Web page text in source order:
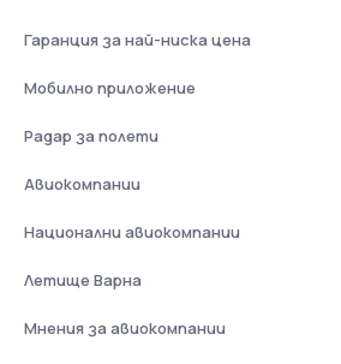
Гаранция за най-ниска цена
Мобилно приложение
Радар за полети
Авиокомпании
Национални авиокомпании
Летище Варна
Мнения за авиокомпании